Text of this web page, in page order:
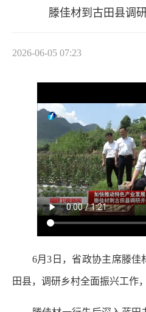
滕佳材到古田县调
2026-06-05 07:23
6月3日，省政协主席滕佳
田县，调研乡村全面振兴工作